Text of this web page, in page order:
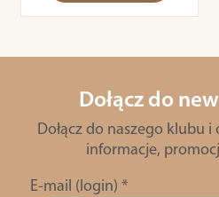
Dołącz do
Dołącz do naszego klubu
informacje,
E-mail (login) *